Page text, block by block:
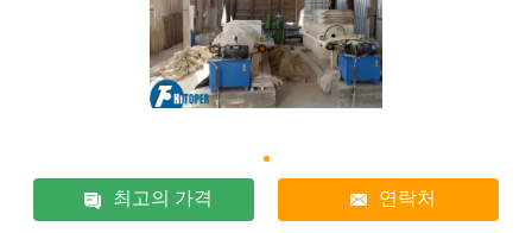
최고의 가격 연락처